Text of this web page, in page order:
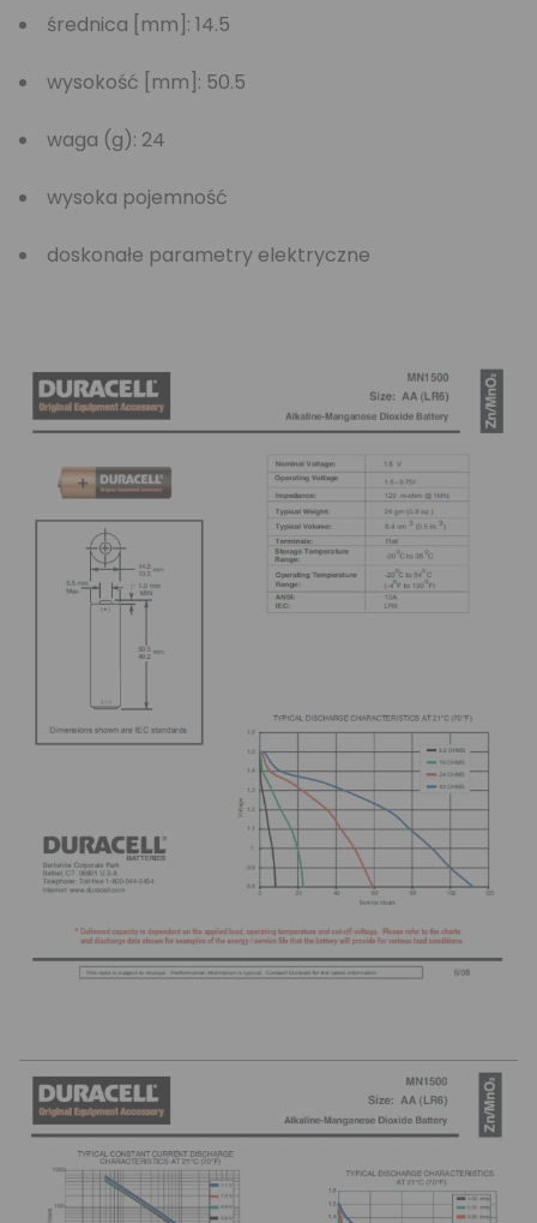
średnica [mm]: 14.5
wysokość [mm]: 50.5
waga (g): 24
wysoka pojemność
doskonałe parametry elektryczne